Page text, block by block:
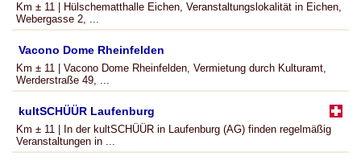
Km ± 11 | Hülschematthalle Eichen, Veranstaltungslokalität in Eichen,
Webergasse 2, ...
Vacono Dome Rheinfelden
Km ± 11 | Vacono Dome Rheinfelden, Vermietung durch Kulturamt,
Werderstraße 49, ...
kultSCHÜÜR Laufenburg
Km ± 11 | In der kultSCHÜÜR in Laufenburg (AG) finden regelmäßig
Veranstaltungen in ...